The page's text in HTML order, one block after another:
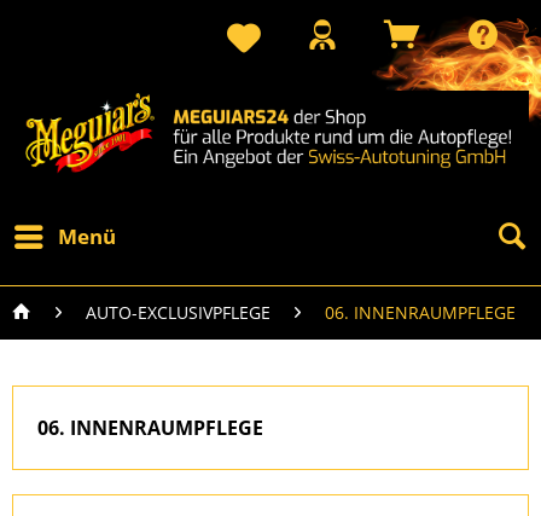
Menü
AUTO-EXCLUSIVPFLEGE 06. INNENRAUMPFLEGE
06. INNENRAUMPFLEGE